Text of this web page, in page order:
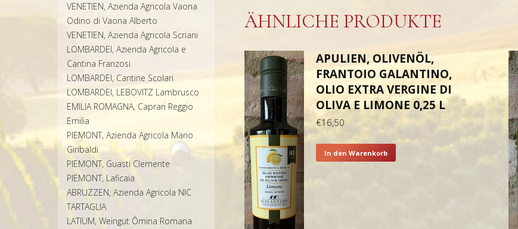
ÄHNLICHE PRODUKTE
APULIEN, OLIVENÖL,
FRANTOIO GALANTINO,
OLIO EXTRA VERGINE DI
OLIVA E LIMONE 0,25 L
€16,50
In den Warenkorb
VENETIEN, Azienda Agricola Vaona
Odino di Vaona Alberto
VENETIEN, Azienda Agricola Scriani
LOMBARDEI, Azienda Agricola e
Cantina Franzosi
LOMBARDEI, Cantine Scolari
LOMBARDEI, LEBOVITZ Lambrusco
EMILIA ROMAGNA, Caprari Reggio
Emilia
PIEMONT, Azienda Agricola Mario
Giribaldi
PIEMONT, Guasti Clemente
PIEMONT, Laficaia
ABRUZZEN, Azienda Agricola NIC
TARTAGLIA
LATIUM, Weingut Ômina Romana